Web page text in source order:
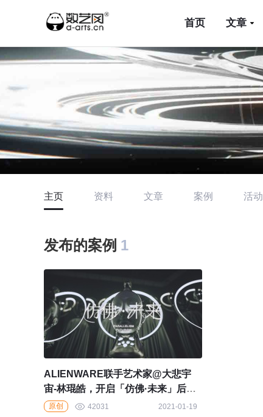
首页 文章
主页 资料 文章 案例 活动
发布的案例 1
ALIENWARE联手艺术家@大悲宇
宙-林琨皓，开启「仿佛·未来」后人
类主义剧场
原创 42031 2021-01-19